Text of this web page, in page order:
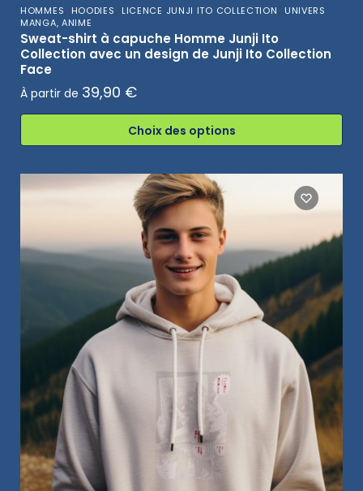
HOMMES, HOODIES, LICENCE JUNJI ITO COLLECTION, UNIVERS
MANGA, ANIME
Sweat-shirt à capuche Homme Junji Ito
Collection avec un design de Junji Ito Collection
Face
À partir de 39,90 €
Choix des options